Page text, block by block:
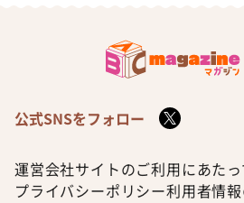
公式SNSをフォロー
運営会社サイトのご利用にあたっ
プライバシーポリシー利用者情